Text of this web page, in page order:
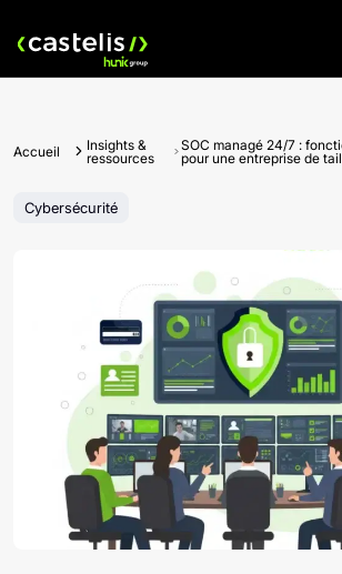
Accueil
Insights &
ressources
SOC managé 24/7 :
pour une entreprise de
Cybersécurité